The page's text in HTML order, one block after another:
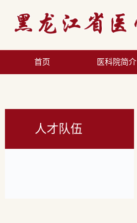
首页 医科院简介
人才队伍